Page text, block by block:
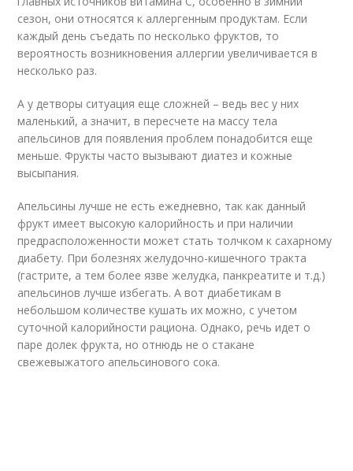
сезон, они относятся к аллергенным продуктам. Если
каждый день съедать по несколько фруктов, то
вероятность возникновения аллергии увеличивается в
несколько раз.
А у детворы ситуация еще сложней – ведь вес у них
маленький, а значит, в пересчете на массу тела
апельсинов для появления проблем понадобится еще
меньше. Фрукты часто вызывают диатез и кожные
высыпания.
Апельсины лучше не есть ежедневно, так как данный
фрукт имеет высокую калорийность и при наличии
предрасположенности может стать толчком к сахарному
диабету. При болезнях желудочно-кишечного тракта
(гастрите, а тем более язве желудка, панкреатите и т.д.)
апельсинов лучше избегать. А вот диабетикам в
небольшом количестве кушать их можно, с учетом
суточной калорийности рациона. Однако, речь идет о
паре долек фрукта, но отнюдь не о стакане
свежевыжатого апельсинового сока.